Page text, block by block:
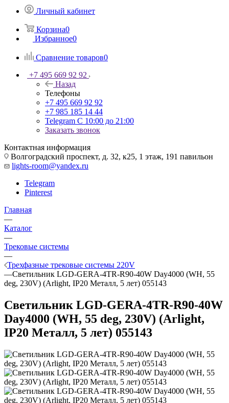
Личный кабинет
Корзина0
Избранное0
Сравнение товаров0
+7 495 669 92 92
Назад
Телефоны
+7 495 669 92 92
+7 985 185 14 44
Telegram С 10:00 до 21:00
Заказать звонок
Контактная информация
Волгоградский проспект, д. 32, к25, 1 этаж, 191 павильон
lights-room@yandex.ru
Telegram
Pinterest
Главная
—
Каталог
—
Трековые системы
—
Трехфазные трековые системы 220V
—Светильник LGD-GERA-4TR-R90-40W Day4000 (WH, 55
deg, 230V) (Arlight, IP20 Металл, 5 лет) 055143
Светильник LGD-GERA-4TR-R90-40W
Day4000 (WH, 55 deg, 230V) (Arlight,
IP20 Металл, 5 лет) 055143